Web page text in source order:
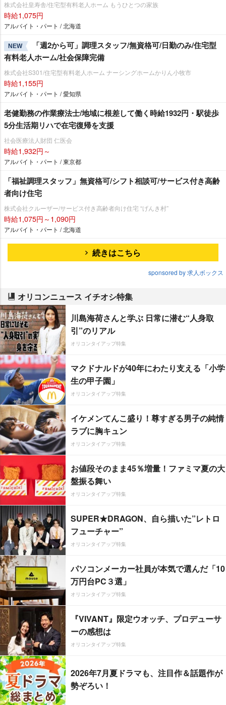
株式会社皇寿舎/住宅型有料老人ホーム もうひとつの家族
時給1,075円
アルバイト・パート / 北海道
NEW
「週2から可」調理スタッフ/無資格可/日勤のみ/住宅型
有料老人ホーム/社会保障完備
株式会社S301/住宅型有料老人ホーム ナーシングホームかりん小牧市
時給1,155円
アルバイト・パート / 愛知県
老健勤務の作業療法士/地域に根差して働く時給1932円・駅徒歩
5分生活期リハで在宅復帰を支援
社会医療法人財団 仁医会
時給1,932円～
アルバイト・パート / 東京都
「福祉調理スタッフ」無資格可/シフト相談可/サービス付き高齢
者向け住宅
株式会社クルーザー/サービス付き高齢者向け住宅 “げんき村”
時給1,075円～1,090円
アルバイト・パート / 北海道
続きはこちら
sponsored by 求人ボックス
オリコンニュース イチオシ特集
川島海荷さんと学ぶ 日常に潜む“人身取
引”のリアル
オリコンタイアップ特集
マクドナルドが40年にわたり支える「小学
生の甲子園」
オリコンタイアップ特集
イケメンてんこ盛り！尊すぎる男子の純情
ラブに胸キュン
オリコンタイアップ特集
お値段そのまま45％増量！ファミマ夏の大
盤振る舞い
オリコンタイアップ特集
SUPER★DRAGON、自ら描いた”レトロ
フューチャー”
オリコンタイアップ特集
パソコンメーカー社員が本気で選んだ「10
万円台PC３選」
オリコンタイアップ特集
『VIVANT』限定ウオッチ、プロデューサ
ーの感想は
オリコンタイアップ特集
2026年7月夏ドラマも、注目作＆話題作が
勢ぞろい！